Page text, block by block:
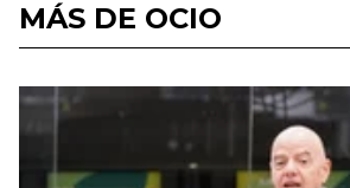
MÁS DE OCIO